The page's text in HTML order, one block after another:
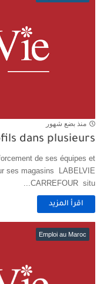
منذ بضع شهور
dans plusieurs
de ses équipes et
ses magasins LABELVIE
CARREFOUR situ...
اقرأ المزيد
Emploi au Maroc